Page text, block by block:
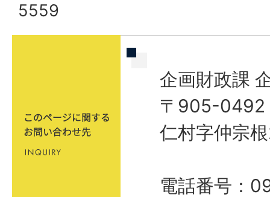
5559
企画財政課
〒905-0492
仁村字仲宗
電話番号：